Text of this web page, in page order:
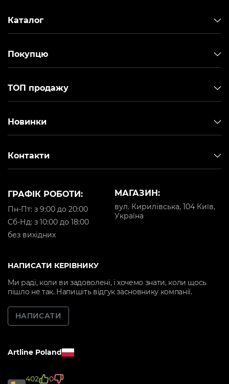
Каталог
Покупцю
ТОП продажу
Новинки
Контакти
МАГАЗИН:
вул. Кирилівська, 104 Київ,
Україна
ГРАФІК РОБОТИ:
Пн-Пт: з 9:00 до 20:00
Cб-Нд: з 10:00 до 18:00
без вихідних
НАПИСАТИ КЕРІВНИКУ
Ми раді, коли ви задоволені, і хочемо знати, коли щось
пішло не так. Напишіть відгук засновнику компанії.
НАПИСАТИ
Artline Poland
402 0